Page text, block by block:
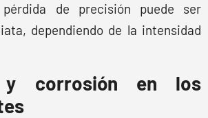
de precisión puede ser
dependiendo de la intensidad
y corrosión en los